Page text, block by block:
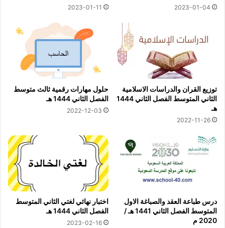
2023-01-04
2023-01-11
توزيع القران والدراسات الاسلامية
الثاني المتوسط الفصل الثاني 1444
هـ
2022-11-26
حلول مهارات رقمية ثالث متوسط
الفصل الثاني 1444 هـ
2022-12-03
درس طباعة العقد والصباغة الاول
المتوسط الفصل الثاني 1441 هـ /
2020 م
اختبار نهائي لغتي الثاني المتوسط
الفصل الثاني 1444 هـ
2023-02-16